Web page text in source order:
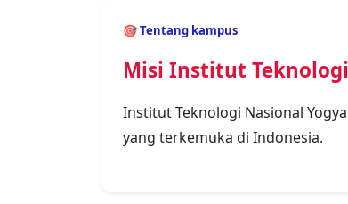
🎯 Tentang kampus
Misi Institut
Institut Teknologi Nasional
yang terkemuka di Indonesia.